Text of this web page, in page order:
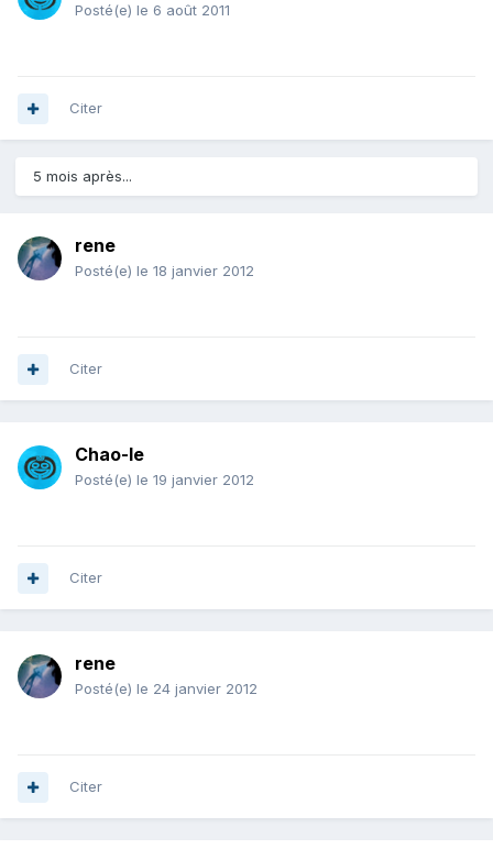
Posté(e) le 6 août 2011
Citer
5 mois après...
rene
Posté(e) le 18 janvier 2012
Citer
Chao-le
Posté(e) le 19 janvier 2012
Citer
rene
Posté(e) le 24 janvier 2012
Citer